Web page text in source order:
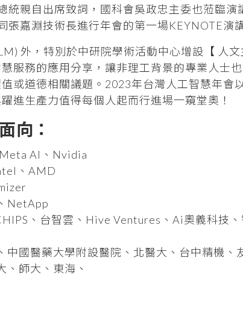
親自出席致詞，國科會吳政忠主委也蒞臨演
張嘉淵技術長進行年會的第一場KEYNOTE演
外，特別於中研院學術活動中心增設【 人
服務的應用分享，讓非理工背景的專業人士
或道德相關議題。2023年台灣人工智慧年會
進生產力值得每個人起而行進場一窺堂奧！
向：
AI、Nvidia
、AMD
NetApp
、台智雲、Hive Ventures、Ai奧義科技
中國醫藥大學附設醫院、北醫大、台中精機、
、師大、東海、